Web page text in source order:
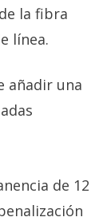
la fibra
línea.
añadir una
de 12